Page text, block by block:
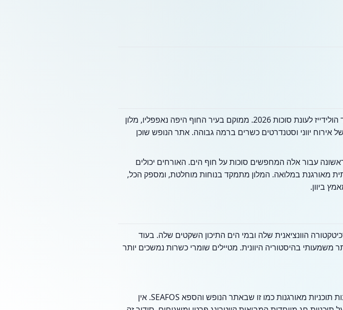
אתר הנופש והספא SEAFOS הוא יעד יוקרתי המתארח על ידי ורד הולידייז לעונת סוכות 2026. ממוקם בעיר החוף היפה נאפפליו, מלון
אירוח יווני וסטנדרטים כשרים ברמה גבוהה. אתר הנופש שוכן
עבור אלה המחפשים סוכות על חוף הים. האורחים יכולים
מאורגנת במלואה. המלון מתמקד בנוחות מוחלטת, ומספק הכל,
ביוון.
הוונציאנית שלה ובמי הים התיכון השקטים שלה. בעוד
משמעותי בהיסטוריה היוונית. מטיילים שומרי כשרות נמשכים יותר
בעיר כמו נאפפליו, מטיילים שומרי כשרות מחפשים לעיתים קרובות תוכניות מאורגנות כמו זו שבאתר הנופש והספא SEAFOS. אין